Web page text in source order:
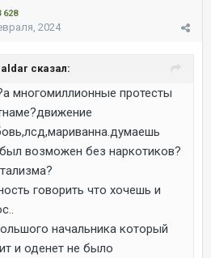
628
2024
aldar сказал:
многомиллионные протесты
возможен без наркотиков?
говорить что хочешь и
начальника который
и оденет не было